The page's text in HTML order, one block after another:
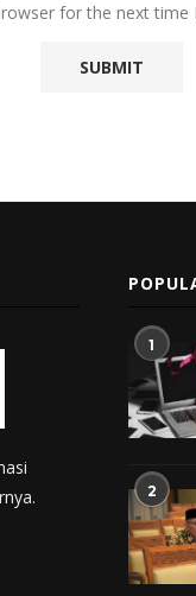
for the next time
1
2